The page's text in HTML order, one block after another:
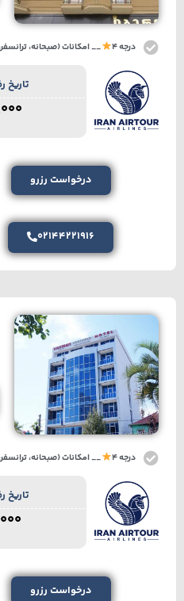
درجه 4 __ امکانات (صبحانه،
تاریخ
درخواست رزرو
02144221916
درجه 4 __ امکانات (صبحانه،
تاریخ
درخواست رزرو